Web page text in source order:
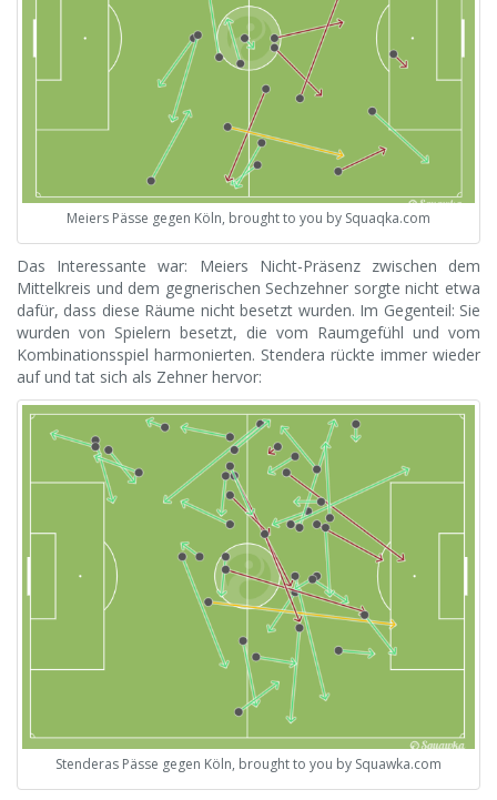
Meiers Pässe gegen Köln, brought to you by Squaqka.com
Das Interessante war: Meiers Nicht-Präsenz zwischen dem
Mittelkreis und dem gegnerischen Sechzehner sorgte nicht etwa
dafür, dass diese Räume nicht besetzt wurden. Im Gegenteil: Sie
wurden von Spielern besetzt, die vom Raumgefühl und vom
Kombinationsspiel harmonierten. Stendera rückte immer wieder
auf und tat sich als Zehner hervor:
Stenderas Pässe gegen Köln, brought to you by Squawka.com